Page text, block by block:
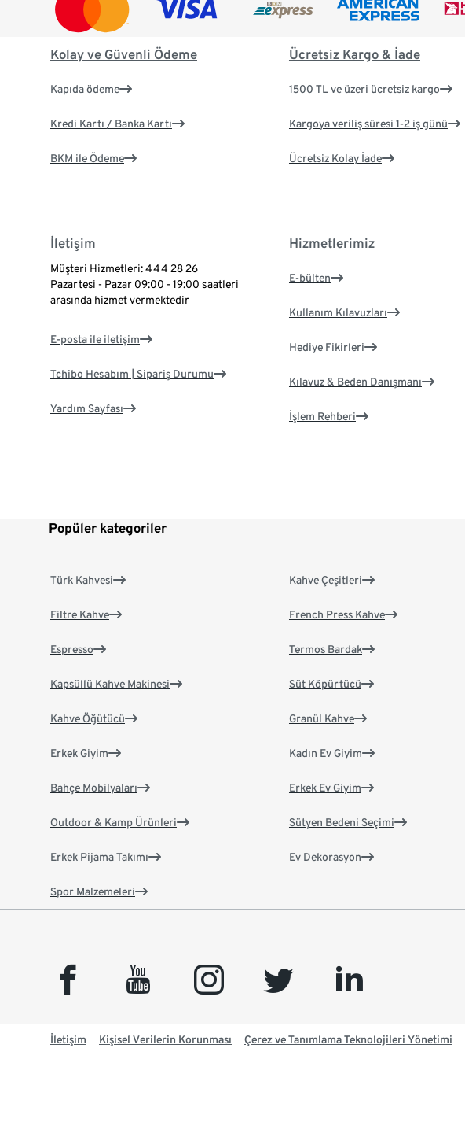
Kolay ve Güvenli Ödeme
Kapıda ödeme
Kredi Kartı / Banka Kartı
BKM ile Ödeme
Ücretsiz Kargo & İade
1500 TL ve üzeri ücretsiz kargo
Kargoya veriliş süresi 1-2 iş günü
Ücretsiz Kolay İade
İletişim
Müşteri Hizmetleri: 444 28 26
Pazartesi - Pazar 09:00 - 19:00 saatleri
arasında hizmet vermektedir
E-posta ile iletişim
Tchibo Hesabım | Sipariş Durumu
Yardım Sayfası
Hizmetlerimiz
E-bülten
Kullanım Kılavuzları
Hediye Fikirleri
Kılavuz & Beden Danışmanı
İşlem Rehberi
Popüler kategoriler
Türk Kahvesi
Filtre Kahve
Espresso
Kapsüllü Kahve Makinesi
Kahve Öğütücü
Kahve Çeşitleri
French Press Kahve
Termos Bardak
Süt Köpürtücü
Granül Kahve
Erkek Giyim
Bahçe Mobilyaları
Outdoor & Kamp Ürünleri
Erkek Pijama Takımı
Spor Malzemeleri
Kadın Ev Giyim
Erkek Ev Giyim
Sütyen Bedeni Seçimi
Ev Dekorasyon
facebook youtube instagram twitter linkedin
İletişim Kişisel Verilerin Korunması Çerez ve Tanımlama Teknolojileri Yönetimi